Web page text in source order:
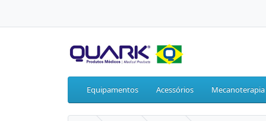
Equipamentos Acessórios Mecanoterapia